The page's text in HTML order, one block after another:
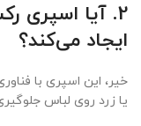
2. آیا اسپری
ایجاد می‌کند؟
خیر، این اسپری با
یا زرد روی لباس